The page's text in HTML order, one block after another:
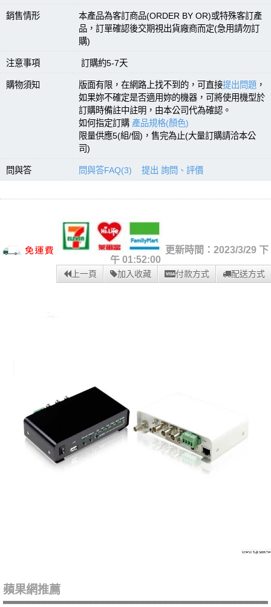
銷售情形
本產品為客訂商品(ORDER BY OR)或特殊客訂產
品，訂單確認後交期視出貨廠商而定(急用請勿訂
購)
注意事項 訂購約5-7天
購物須知 版面有限，在網路上找不到的，可直接提出問題 ，
如果妳不確定是否適用妳的機器，可將使用機型於
訂購時備註中註明，由本公司代為確認。
如何指定訂購 產品規格(顏色)
限量供應5(組/個)，售完為止(大量訂購請洽本公
司)
問與答 問與答FAQ(3) 提出 詢問、評價
更新時間：2023/3/29 下
午 01:52:00
上一頁 加入收藏 付款方式 配送方式
蘋果網推薦